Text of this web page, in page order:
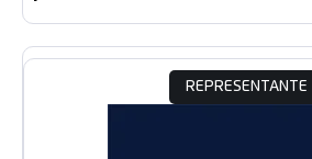
REPRESENTANTE